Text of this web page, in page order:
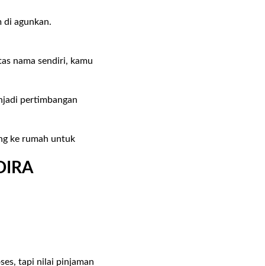
di agunkan.
nama sendiri, kamu
pertimbangan
ke rumah untuk
tapi nilai pinjaman